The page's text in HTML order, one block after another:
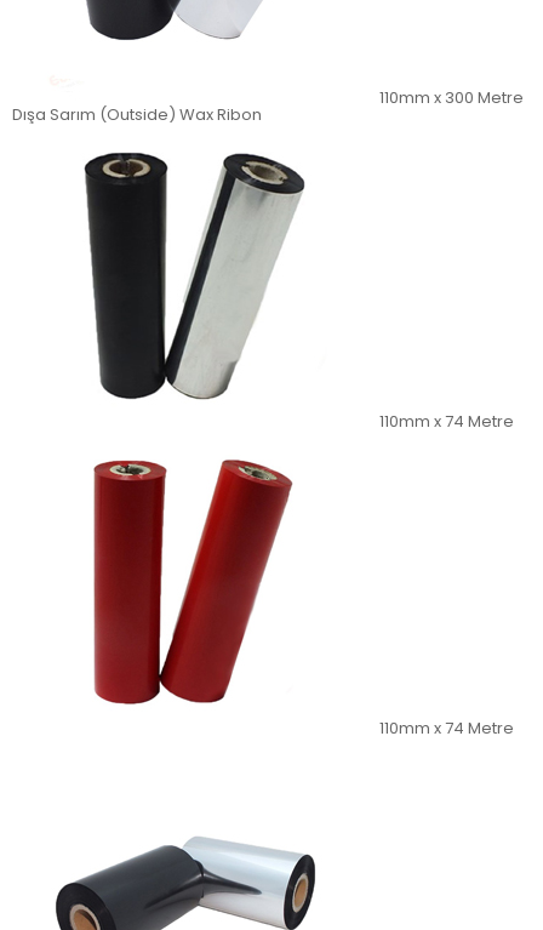
110mm x 300 Metre
Dışa Sarım (Outside) Wax Ribon
110mm x 74 Metre
110mm x 74 Metre